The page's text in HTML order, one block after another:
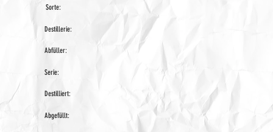
Sorte:
Destillerie:
Abfüller:
Serie:
Destilliert:
Abgefüllt: